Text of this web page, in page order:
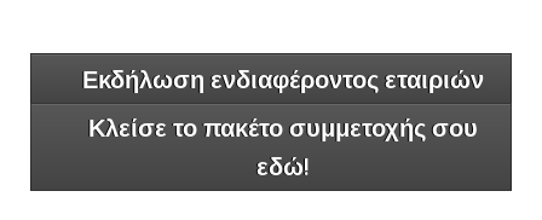
Εκδήλωση ενδιαφέροντος εταιριών
Κλείσε το πακέτο συμμετοχής σου
εδώ!